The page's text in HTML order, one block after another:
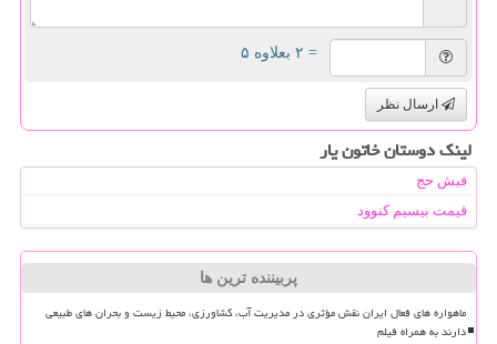
= ۲ بعلاوه ۵
ارسال نظر
لینک دوستان خاتون یار
فیش حج
قیمت بیسیم کنوود
پربیننده ترین ها
ماهواره های فعال ایران نقش مؤثری در مدیریت آب، کشاورزی، محیط زیست و بحران های طبیعی
دارند به همراه فیلم